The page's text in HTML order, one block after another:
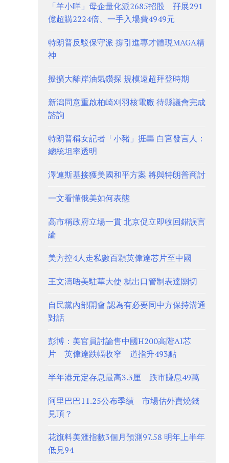
「羊小咩」母企量化派2685招股 孖展291
億超購2224倍、一手入場費4949元
特朗普反駁保守派 撐引進專才體現MAGA精
神
擬擴大離岸油氣鑽探 規模遠超拜登時期
新潟同意重啟柏崎刈羽核電廠 待縣議會完成
諮詢
特朗普稱女記者「小豬」捱轟 白宮發言人：
總統坦率透明
澤連斯基接獲美國和平方案 將與特朗普商討
一文看懂俄美如何表態
高市稱政府立場一貫 北京促立即收回錯誤言
論
美方控4人走私數百顆英偉達芯片至中國
王文濤晤美駐華大使 就出口管制表達關切
自民黨內部開會 認為有必要同中方保持溝通
對話
彭博：美官員討論售中國H200高階AI芯
片 英偉達跌幅收窄 道指升493點
半年港元定存息最高3.3厘 跌市賺息49萬
阿里巴巴11.25公布季績 市場估外賣燒錢
見頂？
花旗料美滙指數3個月預測97.58 明年上半年
低見94